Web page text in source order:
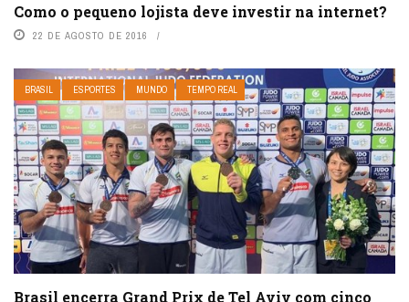
Como o pequeno lojista deve investir na internet?
22 DE AGOSTO DE 2016
BRASIL ESPORTES MUNDO TEMPO REAL
Brasil encerra Grand Prix de Tel Aviv com cinco